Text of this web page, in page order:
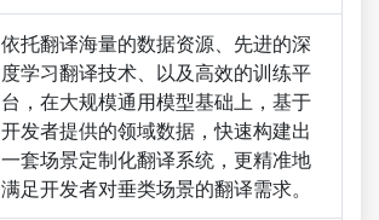
依托翻译海量的数据资源、先进的深
度学习翻译技术、以及高效的训练平
台，在大规模通用模型基础上，基于
开发者提供的领域数据，快速构建出
一套场景定制化翻译系统，更精准地
满足开发者对垂类场景的翻译需求。